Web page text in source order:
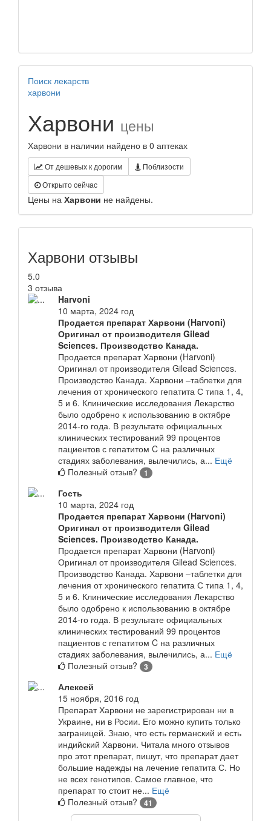
Поиск лекарств
харвони
Харвони цены
Харвони в наличии найдено в 0 аптеках
От дешевых к дорогим
Поблизости
Открыто сейчас
Цены на Харвони не найдены.
Харвони отзывы
5.0
3 отзыва
Harvoni
10 марта, 2024 год
Продается препарат Харвони (Harvoni)
Оригинал от производителя Gilead
Sciences. Производство Канада.
Продается препарат Харвони (Harvoni)
Оригинал от производителя Gilead Sciences.
Производство Канада. Харвони –таблетки для
лечения от хронического гепатита С типа 1, 4,
5 и 6. Клинические исследования Лекарство
было одобрено к использованию в октябре
2014-го года. В результате официальных
клинических тестирований 99 процентов
пациентов с гепатитом C на различных
стадиях заболевания, вылечились, а... Ещё
Полезный отзыв?
1
Гость
10 марта, 2024 год
Продается препарат Харвони (Harvoni)
Оригинал от производителя Gilead
Sciences. Производство Канада.
Продается препарат Харвони (Harvoni)
Оригинал от производителя Gilead Sciences.
Производство Канада. Харвони –таблетки для
лечения от хронического гепатита С типа 1, 4,
5 и 6. Клинические исследования Лекарство
было одобрено к использованию в октябре
2014-го года. В результате официальных
клинических тестирований 99 процентов
пациентов с гепатитом C на различных
стадиях заболевания, вылечились, а... Ещё
Полезный отзыв?
3
Алексей
15 ноября, 2016 год
Препарат Харвони не зарегистрирован ни в
Украине, ни в Росии. Его можно купить только
заграницей. Знаю, что есть германский и есть
индийский Харвони. Читала много отзывов
про этот препарат, пишут, что препарат дает
большие надежды на лечение гепатита С. Но
не всех генотипов. Самое главное, что
препарат то стоит не... Ещё
Полезный отзыв?
41